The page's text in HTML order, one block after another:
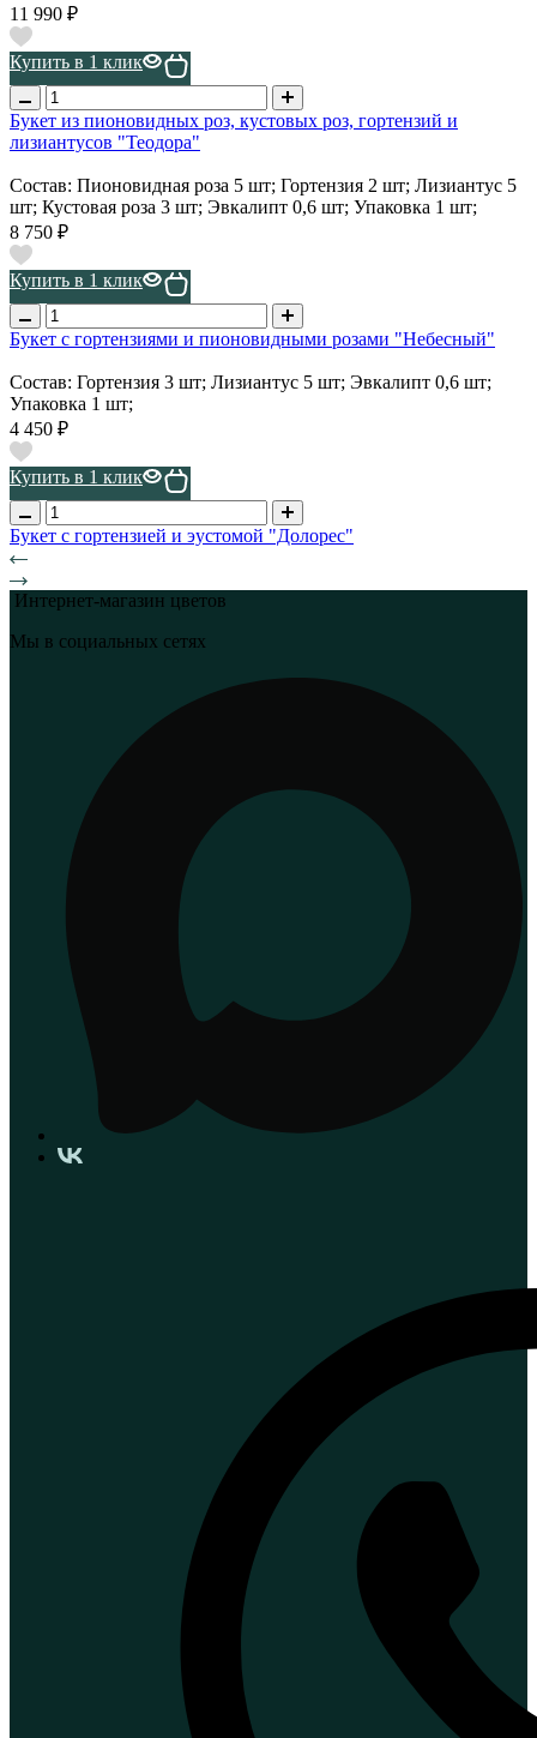
11 990 ₽
Купить в 1 клик
Букет из пионовидных роз, кустовых роз, гортензий и
лизиантусов "Теодора"
Состав: Пионовидная роза 5 шт; Гортензия 2 шт; Лизиантус 5
шт; Кустовая роза 3 шт; Эвкалипт 0,6 шт; Упаковка 1 шт;
8 750 ₽
Купить в 1 клик
Букет с гортензиями и пионовидными розами "Небесный"
Состав: Гортензия 3 шт; Лизиантус 5 шт; Эвкалипт 0,6 шт;
Упаковка 1 шт;
4 450 ₽
Купить в 1 клик
Букет с гортензией и эустомой "Долорес"
Интернет-магазин цветов
Мы в социальных сетях